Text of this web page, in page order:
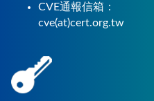
CVE通報信箱：
cve(at)cert.org.tw